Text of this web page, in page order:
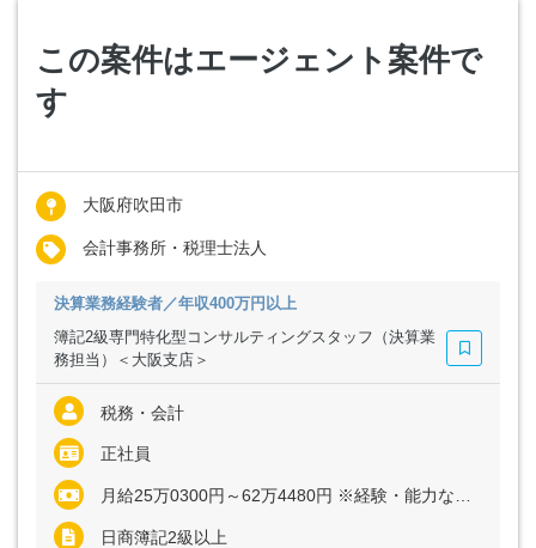
この案件はエージェント案件で
す
大阪府吹田市
会計事務所・税理士法人
決算業務経験者／年収400万円以上
簿記2級専門特化型コンサルティングスタッフ（決算業
務担当）＜大阪支店＞
税務・会計
正社員
月給25万0300円～62万4480円 ※経験・能力など考慮の上、決定いたします
日商簿記2級以上